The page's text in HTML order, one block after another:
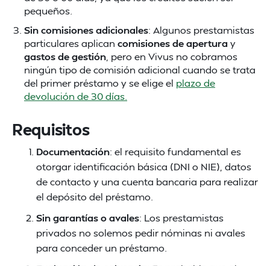
pequeños.
Sin comisiones adicionales: Algunos prestamistas
particulares aplican comisiones de apertura y
gastos de gestión , pero en Vivus no cobramos
ningún tipo de comisión adicional cuando se trata
del primer préstamo y se elige el plazo de
devolución de 30 días.
Requisitos
Documentación: el requisito fundamental es
otorgar identificación básica (DNI o NIE), datos
de contacto y una cuenta bancaria para realizar
el depósito del préstamo​.
Sin garantías o avales: Los prestamistas
privados no solemos pedir nóminas ni avales
para conceder un préstamo.